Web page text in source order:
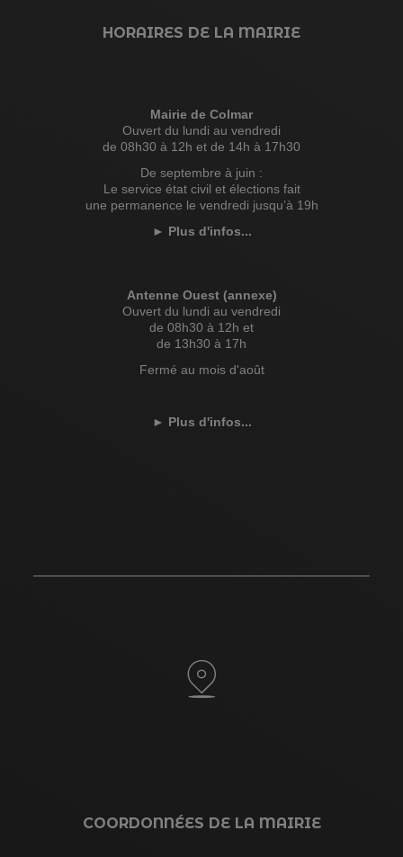
HORAIRES DE LA MAIRIE
Mairie de Colmar
Ouvert du lundi au vendredi
de 08h30 à 12h et de 14h à 17h30
De septembre à juin :
Le service état civil et élections fait
une permanence le vendredi jusqu’à 19h
► Plus d'infos...
Antenne Ouest (annexe)
Ouvert du lundi au vendredi
de 08h30 à 12h et
de 13h30 à 17h
Fermé au mois d'août
► Plus d'infos...
COORDONNÉES DE LA MAIRIE